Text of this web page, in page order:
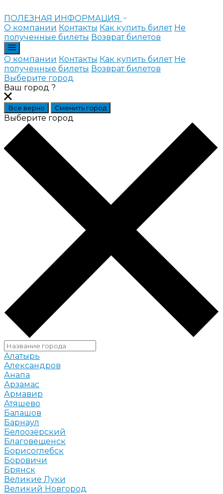
к
содержимому
ПОЛЕЗНАЯ ИНФОРМАЦИЯ
О компании Контакты Как купить билет Не
полученные билеты Возврат билетов
О компании Контакты Как купить билет Не
полученные билеты Возврат билетов
Выберите город
Ваш город ?
Все верно Сменить город
Выберите город
Алатырь
Александров
Анапа
Арзамас
Армавир
Атяшево
Балашов
Барнаул
Белоозёрский
Благовещенск
Борисоглебск
Боровичи
Брянск
Великие Луки
Великий Новгород